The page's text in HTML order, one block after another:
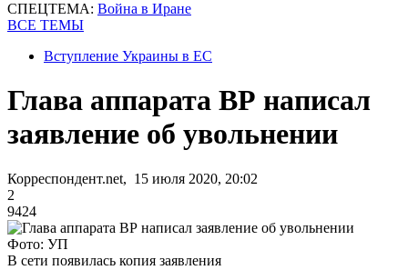
СПЕЦТЕМА: Война в Иране
ВСЕ ТЕМЫ
Вступление Украины в ЕС
Глава аппарата ВР написал
заявление об увольнении
Корреспондент.net, 15 июля 2020, 20:02
2
9424
Фото: УП
В сети появилась копия заявления